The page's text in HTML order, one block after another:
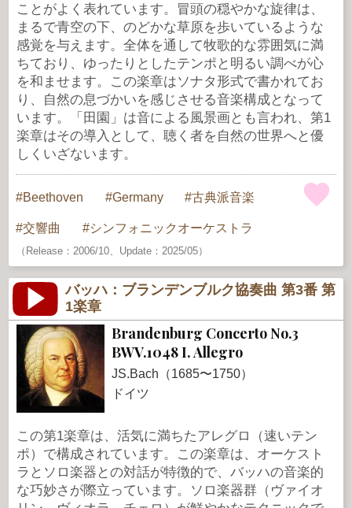
ことがよく表れています。冒頭の穏やかな旋律は、
まるで青空の下、のどかな草原を歩いているような
感覚を与えます。全体を通して牧歌的な雰囲気に満
ちており、ゆったりとしたテンポと明るい調べが心
を和ませます。この楽章はソナタ形式で書かれてお
り、自然の息づかいを感じさせる音楽構成となって
います。「田園」は音による風景画とも言われ、第1
楽章はその導入として、聴く者を自然の世界へと優
しくいざないます。
Beethoven Germany 古典派音楽
交響曲 シンフォニックオーケストラ
（Release：2006/10、Update：2025/05）
バッハ：ブランデンブルク協奏曲 第3番 第
1楽章
Brandenburg Concerto No.3
BWV.1048 I. Allegro
JS.Bach（1685〜1750）
ドイツ
この第1楽章は、活気に満ちたアレグロ（速いテン
ポ）で構成されています。この楽章は、オーケスト
ラとソロ楽器との対話が特徴的で、バッハの音楽的
な巧妙さが際立っています。ソロ楽器群（ヴァイオ